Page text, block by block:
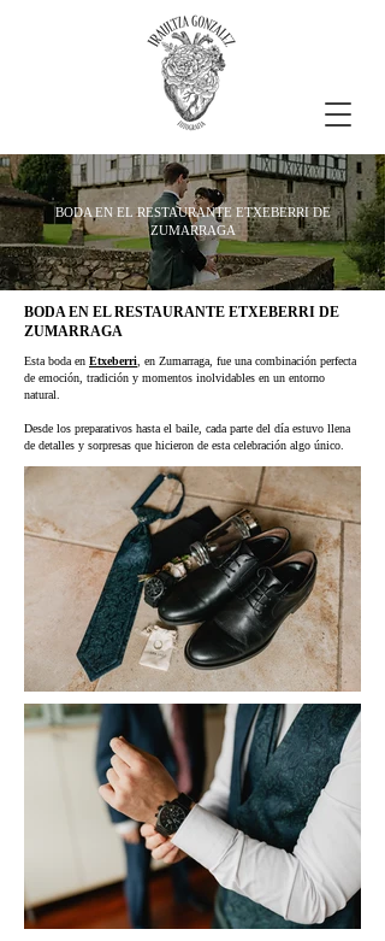
BODA EN EL RESTAURANTE ETXEBERRI DE
ZUMARRAGA
BODA EN EL RESTAURANTE ETXEBERRI DE
ZUMARRAGA
Esta boda en Etxeberri , en Zumarraga, fue una combinación perfecta
de emoción, tradición y momentos inolvidables en un entorno
natural.
Desde los preparativos hasta el baile, cada parte del día estuvo llena
de detalles y sorpresas que hicieron de esta celebración algo único.